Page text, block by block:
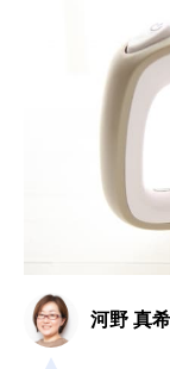
河野 真